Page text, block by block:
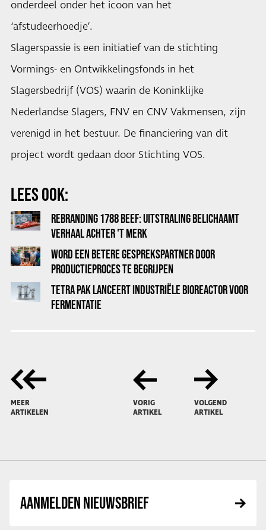
onderdeel onder het icoon van het
‘afstudeerhoedje’.
Slagerspassie is een initiatief van de stichting
Vormings- en Ontwikkelingsfonds in het
Slagersbedrijf (VOS) waarin de Koninklijke
Nederlandse Slagers, FNV en CNV Vakmensen, zijn
verenigd in het bestuur. De financiering van dit
project wordt gedaan door Stichting VOS.
LEES OOK:
REBRANDING 1788 BEEF: UITSTRALING BELICHAAMT
VERHAAL ACHTER 'T MERK
WORD EEN BETERE GESPREKSPARTNER DOOR
PRODUCTIEPROCES TE BEGRIJPEN
TETRA PAK LANCEERT INDUSTRIËLE BIOREACTOR VOOR
FERMENTATIE
MEER
ARTIKELEN
VORIG
ARTIKEL
VOLGEND
ARTIKEL
AANMELDEN NIEUWSBRIEF